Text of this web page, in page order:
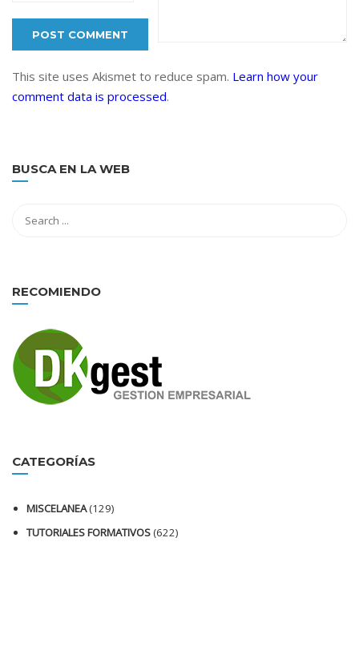
This site uses Akismet to reduce spam. Learn how your
comment data is processed.
BUSCA EN LA WEB
RECOMIENDO
CATEGORÍAS
MISCELANEA(129)
TUTORIALES FORMATIVOS(622)